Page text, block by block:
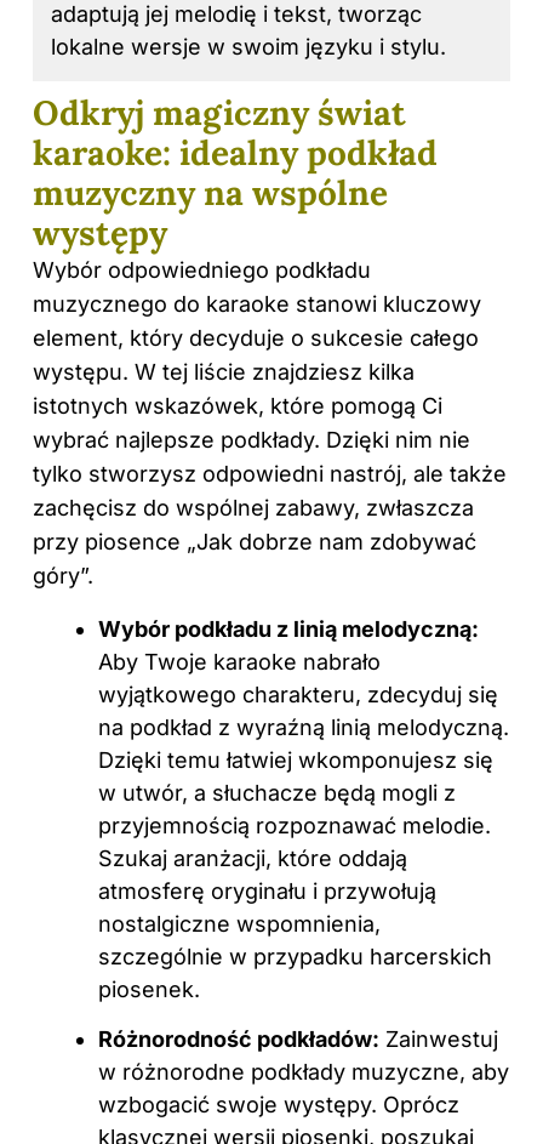
adaptują jej melodię i tekst, tworząc
lokalne wersje w swoim języku i stylu.
Odkryj magiczny świat
karaoke: idealny podkład
muzyczny na wspólne
występy
Wybór odpowiedniego podkładu
muzycznego do karaoke stanowi kluczowy
element, który decyduje o sukcesie całego
występu. W tej liście znajdziesz kilka
istotnych wskazówek, które pomogą Ci
wybrać najlepsze podkłady. Dzięki nim nie
tylko stworzysz odpowiedni nastrój, ale także
zachęcisz do wspólnej zabawy, zwłaszcza
przy piosence „Jak dobrze nam zdobywać
góry”.
Wybór podkładu z linią melodyczną:
Aby Twoje karaoke nabrało
wyjątkowego charakteru, zdecyduj się
na podkład z wyraźną linią melodyczną.
Dzięki temu łatwiej wkomponujesz się
w utwór, a słuchacze będą mogli z
przyjemnością rozpoznawać melodie.
Szukaj aranżacji, które oddają
atmosferę oryginału i przywołują
nostalgiczne wspomnienia,
szczególnie w przypadku harcerskich
piosenek.
Różnorodność podkładów: Zainwestuj
w różnorodne podkłady muzyczne, aby
wzbogacić swoje występy. Oprócz
klasycznej wersji piosenki, poszukaj